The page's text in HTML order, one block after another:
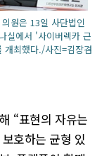
원은 13일 사단법인
실에서 '사이버렉카 근
개최했다./사진=김장겸
“표현의 자유는
호하는 균형 있